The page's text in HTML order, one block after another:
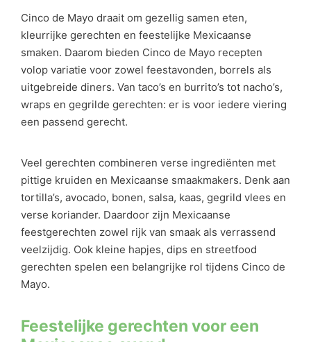
Cinco de Mayo draait om gezellig samen eten,
kleurrijke gerechten en feestelijke Mexicaanse
smaken. Daarom bieden Cinco de Mayo recepten
volop variatie voor zowel feestavonden, borrels als
uitgebreide diners. Van taco’s en burrito’s tot nacho’s,
wraps en gegrilde gerechten: er is voor iedere viering
een passend gerecht.
Veel gerechten combineren verse ingrediënten met
pittige kruiden en Mexicaanse smaakmakers. Denk aan
tortilla’s, avocado, bonen, salsa, kaas, gegrild vlees en
verse koriander. Daardoor zijn Mexicaanse
feestgerechten zowel rijk van smaak als verrassend
veelzijdig. Ook kleine hapjes, dips en streetfood
gerechten spelen een belangrijke rol tijdens Cinco de
Mayo.
Feestelijke gerechten voor een